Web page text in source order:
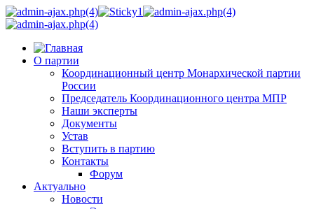
О партии
Координационный центр Монархической партии
России
Председатель Координационного центра МПР
Наши эксперты
Документы
Устав
Вступить в партию
Контакты
Форум
Актуально
Новости